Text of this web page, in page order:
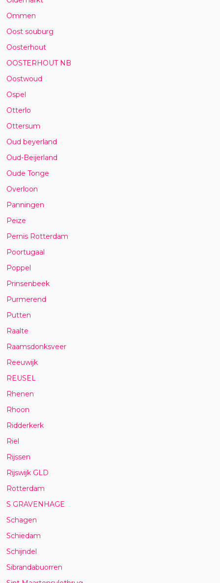
Ommen
Oost souburg
Oosterhout
OOSTERHOUT NB
Oostwoud
Ospel
Otterlo
Ottersum
Oud beyerland
Oud-Beijerland
Oude Tonge
Overloon
Panningen
Peize
Pernis Rotterdam
Poortugaal
Poppel
Prinsenbeek
Purmerend
Putten
Raalte
Raamsdonksveer
Reeuwijk
REUSEL
Rhenen
Rhoon
Ridderkerk
Riel
Rijssen
Rijswijk GLD
Rotterdam
S GRAVENHAGE
Schagen
Schiedam
Schijndel
Sibrandabuorren